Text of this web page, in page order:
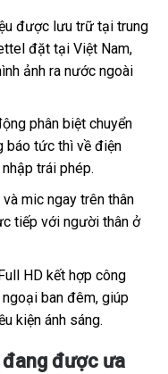
được lưu trữ tại trung
đặt tại Việt Nam,
ảnh ra nước ngoài
phân biệt chuyển
báo tức thì về điện
trái phép.
mic ngay trên thân
tiếp với người thân ở
HD kết hợp công
ban đêm, giúp
kiện ánh sáng.
được ưa